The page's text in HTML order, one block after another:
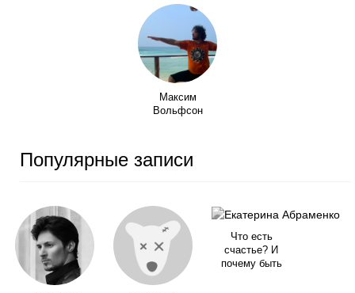
Максим
Вольфсон
Популярные записи
Что есть
счастье? И
почему быть